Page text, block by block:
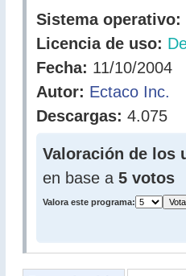
Sistema operativo:
Licencia de uso:
Fecha: 11/10/2004
Autor: Ectaco Inc.
Descargas: 4.075
Valoración de los
en base a 5 votos
Valora este programa: